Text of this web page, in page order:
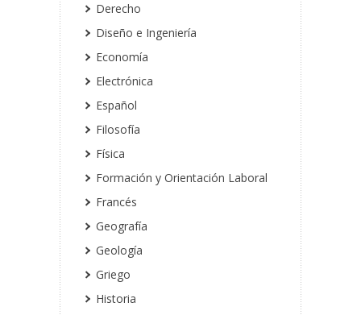
Derecho
Diseño e Ingeniería
Economía
Electrónica
Español
Filosofía
Física
Formación y Orientación Laboral
Francés
Geografía
Geología
Griego
Historia